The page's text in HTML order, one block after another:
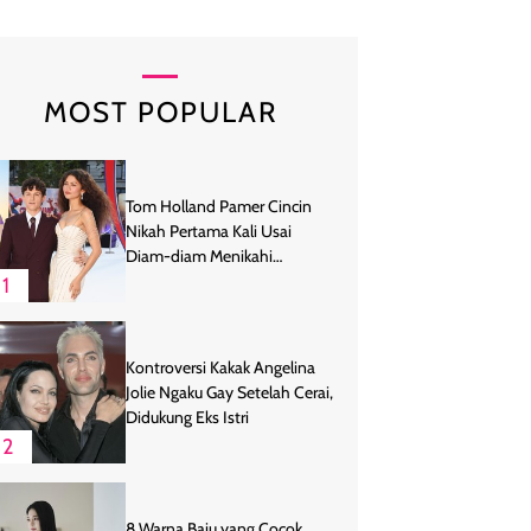
MOST POPULAR
1
Tom Holland Pamer Cincin
Nikah Pertama Kali Usai
Diam-diam Menikahi
2
Kontroversi Kakak Angelina
Jolie Ngaku Gay Setelah Cerai,
Didukung Eks Istri